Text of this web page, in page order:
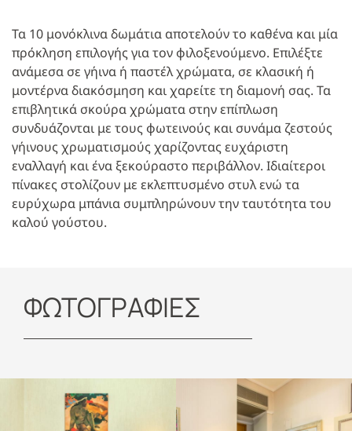
Τα 10 μονόκλινα δωμάτια αποτελούν το καθένα και μία
πρόκληση επιλογής για τον φιλοξενούμενο. Επιλέξτε
ανάμεσα σε γήινα ή παστέλ χρώματα, σε κλασική ή
μοντέρνα διακόσμηση και χαρείτε τη διαμονή σας. Τα
επιβλητικά σκούρα χρώματα στην επίπλωση
συνδυάζονται με τους φωτεινούς και συνάμα ζεστούς
γήινους χρωματισμούς χαρίζοντας ευχάριστη
εναλλαγή και ένα ξεκούραστο περιβάλλον. Ιδιαίτεροι
πίνακες στολίζουν με εκλεπτυσμένο στυλ ενώ τα
ευρύχωρα μπάνια συμπληρώνουν την ταυτότητα του
καλού γούστου.
ΦΩΤΟΓΡΑΦΙΕΣ